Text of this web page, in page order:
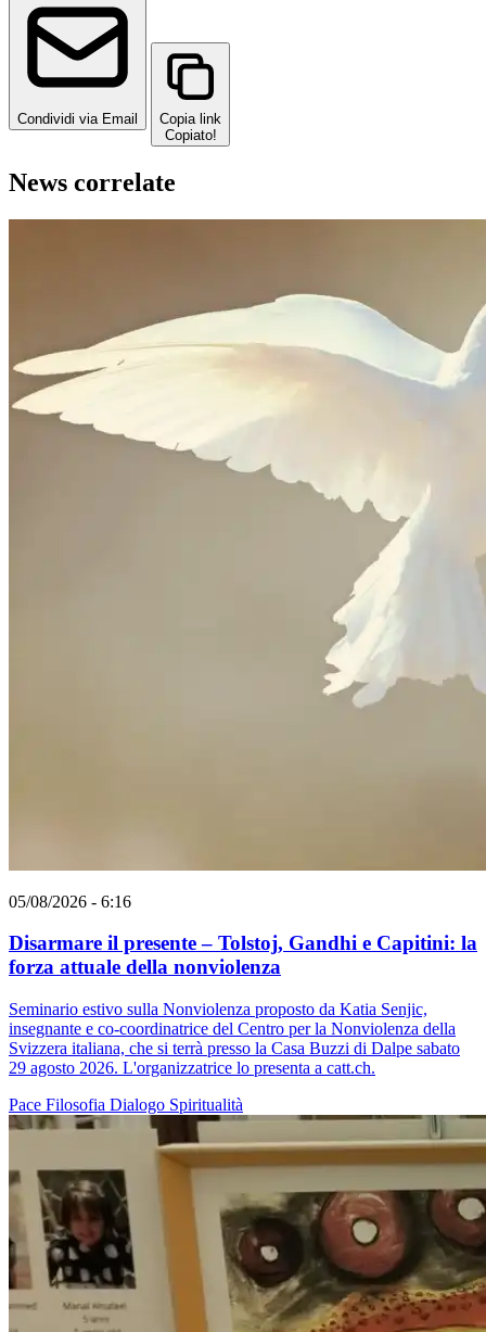
Condividi via Email
Copia link
Copiato!
News correlate
05/08/2026 - 6:16
Disarmare il presente – Tolstoj, Gandhi e Capitini: la
forza attuale della nonviolenza
Seminario estivo sulla Nonviolenza proposto da Katia Senjic,
insegnante e co-coordinatrice del Centro per la Nonviolenza della
Svizzera italiana, che si terrà presso la Casa Buzzi di Dalpe sabato
29 agosto 2026. L'organizzatrice lo presenta a catt.ch.
Pace Filosofia Dialogo Spiritualità